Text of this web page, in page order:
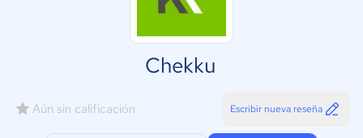
Chekku
Aún sin calificación Escribir nueva reseña